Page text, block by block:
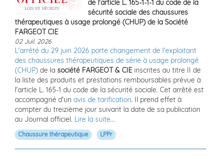
de l'article L. 165-1-1-1 du code de la
sécurité sociale des chaussures
thérapeutiques à usage prolongé (CHUP) de la Société
FARGEOT CIE
02 Juil. 2026
L'arrêté du 29 juin 2026 porte changement de l'exploitant
des chaussures thérapeutiques de série à usage prolongé
(CHUP) de la société FARGEOT & CIE inscrites au titre II de
la liste des produits et prestations remboursables prévue à
l'article L. 165-1 du code de la sécurité sociale. Cet arrêté est
accompagné d'un avis de tarification. Il prend effet à
compter du treizième jour suivant la date de sa publication
au Journal officiel. Lire la suite...
Chaussure thérapeutique LPPr